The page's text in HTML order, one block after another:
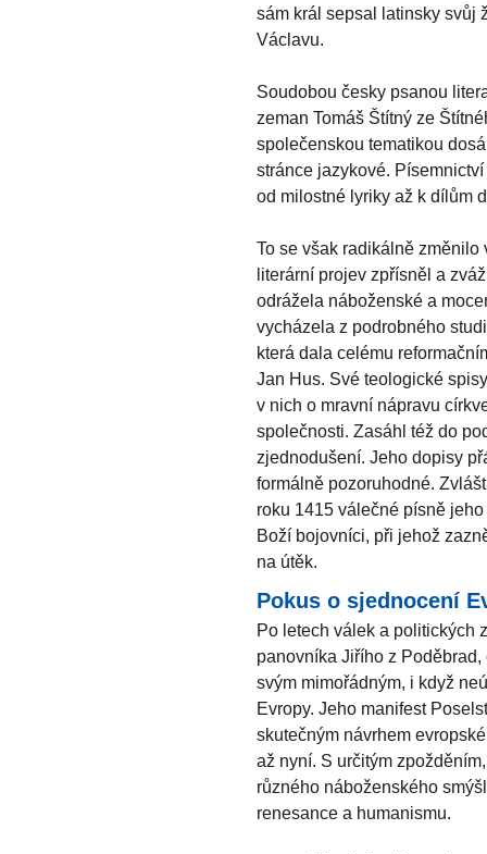
sám král sepsal latinsky svůj
Václavu.
Soudobou česky psanou
zeman Tomáš Štítný ze
společenskou tematikou
stránce jazykové.
od milostné lyriky až k dílům
To se však radikálně
literární projev zpřísněl a
odrážela náboženské a
vycházela z podrobného
která dala celému
Jan Hus. Své teologické
v nich o mravní nápravu
společnosti. Zasáhl též do
zjednodušení. Jeho dopisy
formálně pozoruhodné.
roku 1415 válečné písně
Boží bojovníci, při jehož
na útěk.
Pokus o sjednocení
Po letech válek a politických
panovníka Jiřího z
svým mimořádným, i když
Evropy. Jeho manifest
skutečným návrhem
až nyní. S určitým
různého náboženského
renesance a humanismu.